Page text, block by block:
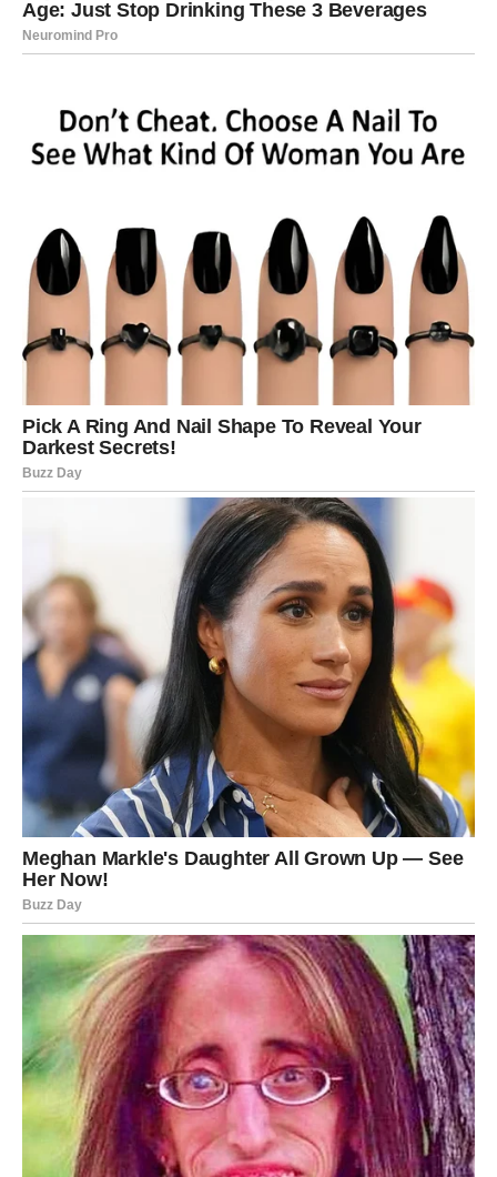
Tokom ovog perioda neke Vodolije mogu dobiti priliku da
To može biti novi projekat, saradnja ili čak potpuno novi
pravac u karijeri.
Za Vodolije koje rade u kreativnim ili inovativnim
oblastima ovo može biti veoma uspešan period. Njihove
ideje mogu privući pažnju ljudi koji imaju moć da ih
podrže.
Za neke Vodolije proleće može doneti i priliku za
Finansije – Polako dolazi
stabilnost
Finansijska situacija Vodolija tokom proleća može početi
da se poboljšava. Iako ovaj znak ponekad ne razmišlja
mnogo o novcu jer mu je važnija sloboda i kreativnost,
ovaj period donosi priliku za stabilnije prihode.
Moguće su nove poslovne prilike, projekti ili saradnje
koje donose dodatni novac.
Vodolija može shvatiti koliko je važno napraviti ravnotežu
između svojih ideja i finansijske sigurnosti.
Ako uspe da usmeri svoju energiju u konkretne planove,
finansijska situacija može postati mnogo stabilnija.
Društveni život – Novi ljudi, nove
mogućnosti
Vodolija je znak koji voli da upoznaje nove ljude i
razmenjuje ideje. Tokom proleća društveni život može
postati veoma zanimljiv.